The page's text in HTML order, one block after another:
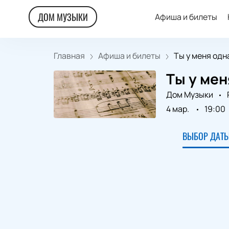
ДОМ МУЗЫКИ Афиша и билеты
Главная Афиша и билеты Ты у меня
Ты у
Дом Музыки
4 мар.
19:00
ВЫБОР